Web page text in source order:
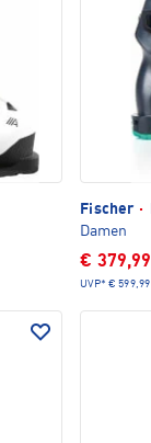
Fischer ·
Damen
€ 379,99
UVP* € 599,99